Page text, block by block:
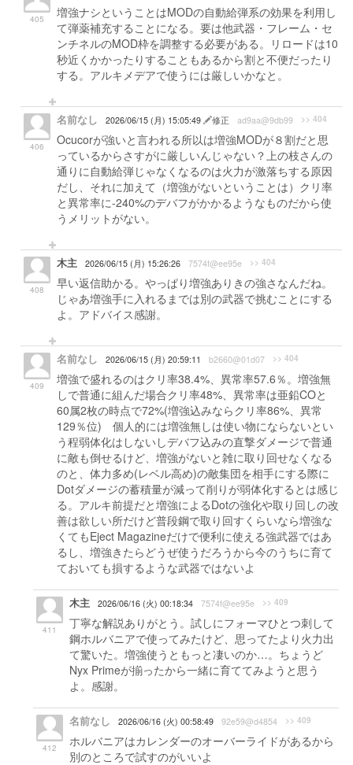
405
増強ナシということはMODの自動給弾系の効果を利用し
て弾薬補充することになる。要は他武器・フレーム・セ
ンチネルのMOD枠を調整する必要がある。リロードは10
秒近くかかったりすることもあるから割と不便だったり
する。アルキメデアで使うには厳しいかなと。
406
名前なし 2026/06/15 (月) 15:05:49 修正 ad9aa@9db99 >> 404
Ocucorが強いと言われる所以は増強MODが８割だと思
っているからさすがに厳しいんじゃない？上の枝さんの
通りに自動給弾じゃなくなるのは火力が激落ちする原因
だし、それに加えて（増強がないということは）クリ率
と異常率に-240%のデバフがかかるようなものだから使
うメリットがない。
408
木主 2026/06/15 (月) 15:26:26 7574f@ee95e >> 404
早い返信助かる。やっぱり増強ありきの強さなんだね。
じゃあ増強手に入れるまでは別の武器で挑むことにする
よ。アドバイス感謝。
409
名前なし 2026/06/15 (月) 20:59:11 b2660@01d07 >> 404
増強で盛れるのはクリ率38.4%、異常率57.6％。増強無
しで普通に組んだ場合クリ率48%、異常率は亜鉛COと
60属2枚の時点で72%(増強込みならクリ率86%、異常
129％位) 個人的には増強無しは使い物にならないとい
う程弱体化はしないしデバフ込みの直撃ダメージで普通
に敵も倒せるけど、増強がないと雑に取り回せなくなる
のと、体力多め(レベル高め)の敵集団を相手にする際に
Dotダメージの蓄積量が減って削りが弱体化するとは感じ
る。アルキ前提だと増強によるDotの強化や取り回しの改
善は欲しい所だけど普段鋼で取り回すくらいなら増強な
くてもEject Magazineだけで便利に使える強武器ではあ
るし、増強きたらどうぜ使うだろうから今のうちに育て
ておいても損するような武器ではないよ
411
木主 2026/06/16 (火) 00:18:34 7574f@ee95e >> 409
丁寧な解説ありがとう。試しにフォーマひとつ刺して
鋼ホルバニアで使ってみたけど、思ってたより火力出
て驚いた。増強使うともっと凄いのか…。ちょうど
Nyx Primeが揃ったから一緒に育ててみようと思う
よ。感謝。
412
名前なし 2026/06/16 (火) 00:58:49 92e59@d4854 >> 409
ホルバニアはカレンダーのオーバーライドがあるから
別のところで試すのがいいよ